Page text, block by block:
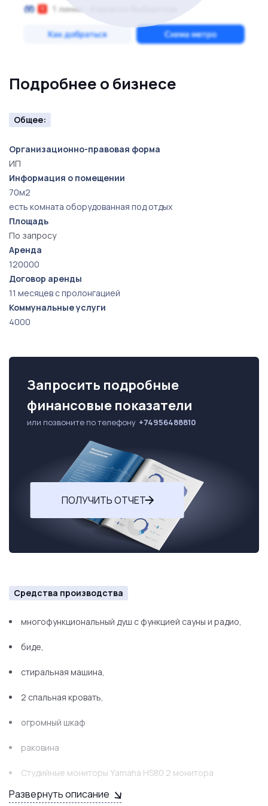
Подробнее о бизнесе
Общее:
Организационно-правовая форма
ИП
Информация о помещении
70м2
есть комната оборудованная под отдых
Площадь
По запросу
Аренда
120000
Договор аренды
11 месяцев с пролонгацией
Коммунальные услуги
4000
Запросить подробные
финансовые показатели
или позвоните по телефону +74956488810
ПОЛУЧИТЬ ОТЧЕТ
Средства производства
многофункциональный душ с функцией сауны и радио,
биде,
стиральная машина,
2 спальная кровать,
огромный шкаф
раковина
Студийные мониторы Yаmаhа НS80 2 монитора
МIDI-клавиатура Nоvаtiоn Lаunсhkеy 61 МК3
Развернуть описание